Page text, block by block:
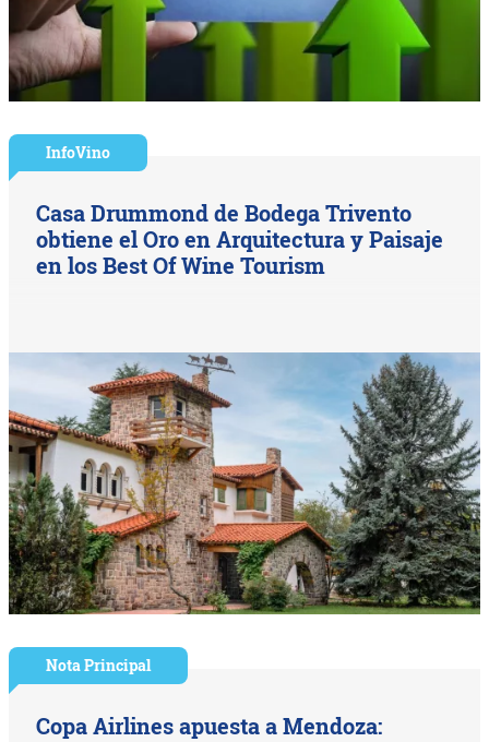
InfoVino
Casa Drummond de Bodega Trivento
obtiene el Oro en Arquitectura y Paisaje
en los Best Of Wine Tourism
Nota Principal
Copa Airlines apuesta a Mendoza: